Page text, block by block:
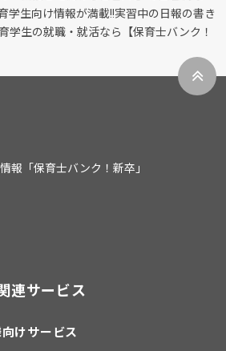
学生向け情報が満載!!実習中の日報の書き
学生の就職・就活なら【保育士バンク！
報「保育士バンク！新卒」
連サービス
けサービス